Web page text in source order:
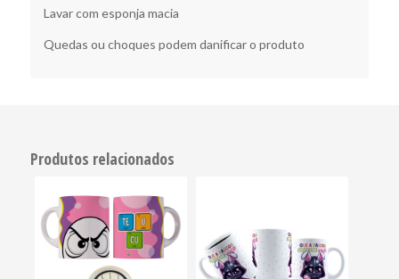
Lavar com esponja macia
Quedas ou choques podem danificar o produto
Produtos relacionados